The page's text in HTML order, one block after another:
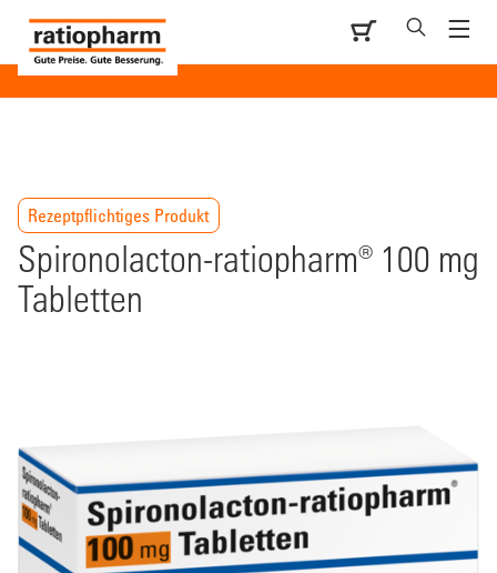
Rezeptpflichtiges Produkt
Spironolacton-ratiopharm® 100 mg
Tabletten